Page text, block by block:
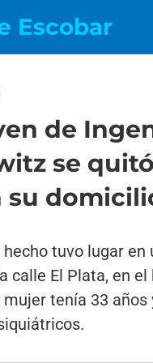
Escobar
de
se
su
tuvo lugar en
calle El Plata, en el
tenía 33 años